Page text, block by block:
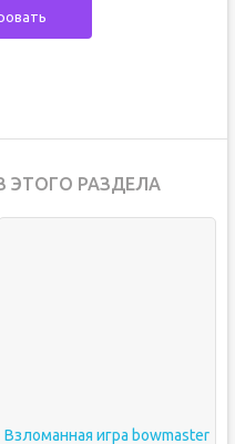
ЭТОГО РАЗДЕЛА
Взломанная игра bowmaster